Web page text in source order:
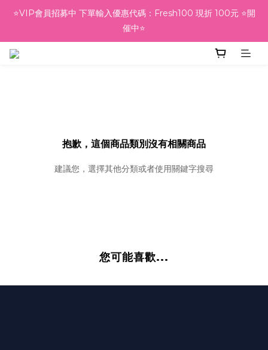
⭐VIP會員招募中 下單輸入優惠代碼：Fresh100 現折 100元 ⭐開
催中⭐
⭐VIP會員招募中 下單輸入優惠代碼：Fresh100 現折 100元 ⭐開
催中⭐
🎁會員回娘家好禮🎁 結帳輸入優惠代碼：BACKHOME100  下單
抱歉，這個商品類別沒有相關商品
建議您，選擇其他分類或者使用關鍵字搜尋
您可能喜歡...